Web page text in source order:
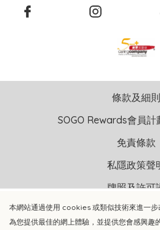
加入購物車
本網站通過使用 cookies 或類似技術來進一步
為您提供最佳的網上體驗，並提供您會感興趣
版權聲明 © 2026 崇光(香港)百貨有限
條款及細則
SOGO Rewards會員計
免責條款
私隱政策聲
牌照及許可